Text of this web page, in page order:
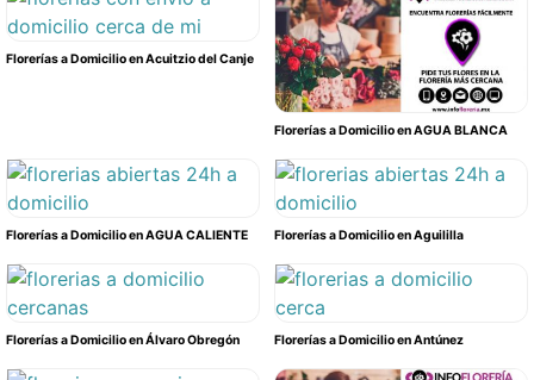
Florerías a Domicilio en Acuitzio del Canje
Florerías a Domicilio en AGUA BLANCA
Florerías a Domicilio en AGUA CALIENTE Florerías a Domicilio en Aguililla
Florerías a Domicilio en Álvaro Obregón Florerías a Domicilio en Antúnez